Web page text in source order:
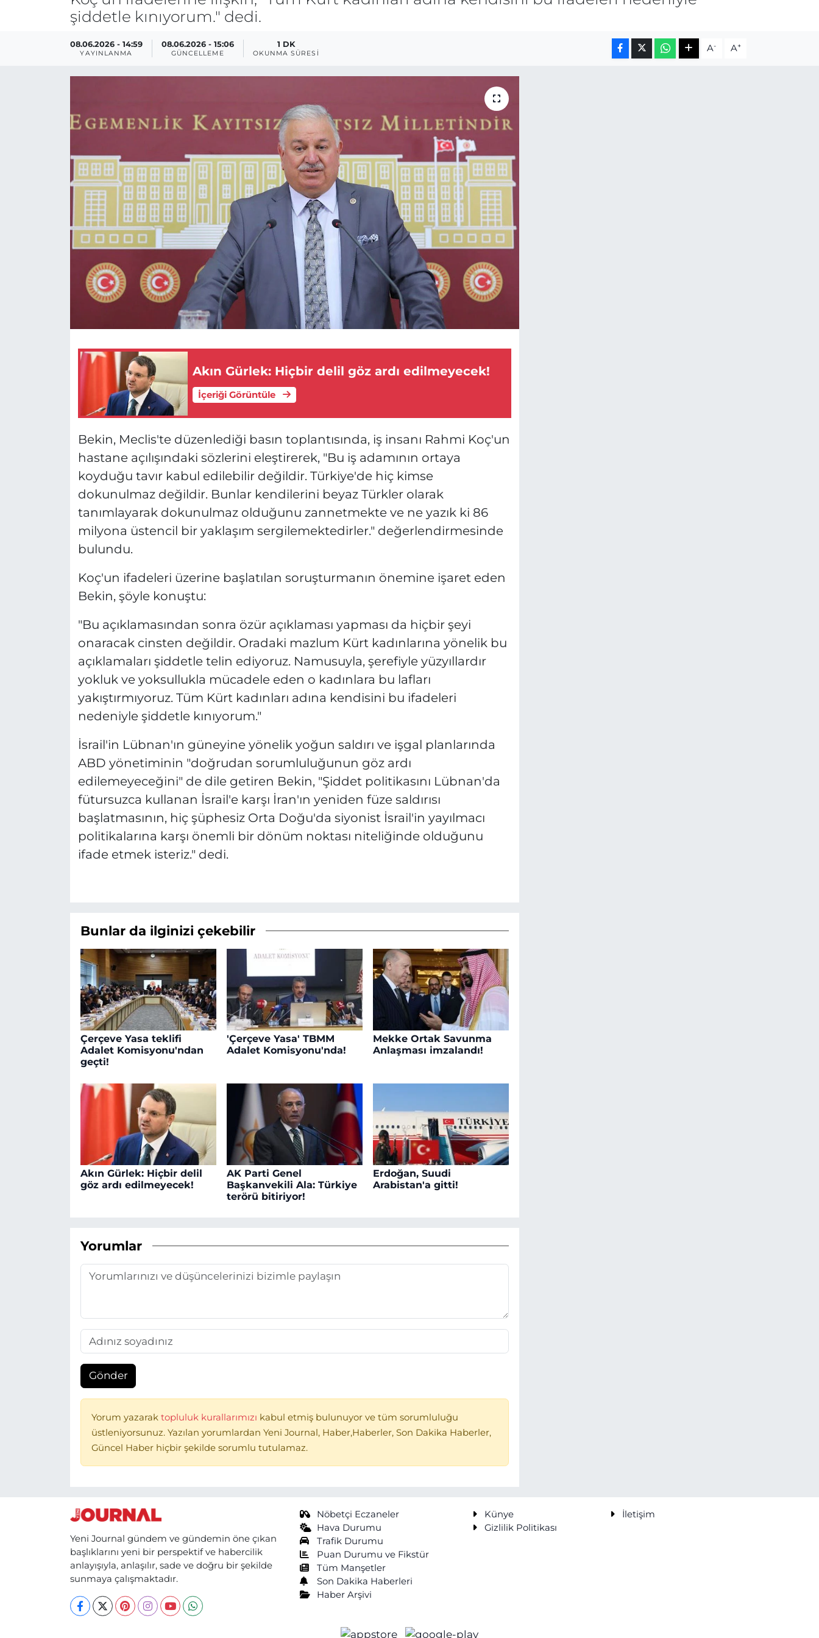
şiddetle kınıyorum." dedi.
08.06.2026 - 14:59
YAYINLANMA
08.06.2026 - 15:06
GÜNCELLEME
1 DK
OKUNMA SÜRESI A- A+
Akın Gürlek: Hiçbir delil göz ardı edilmeyecek!
İçeriği Görüntüle
Bekin, Meclis'te düzenlediği basın toplantısında, iş insanı Rahmi Koç'un
hastane açılışındaki sözlerini eleştirerek, "Bu iş adamının ortaya
koyduğu tavır kabul edilebilir değildir. Türkiye'de hiç kimse
dokunulmaz değildir. Bunlar kendilerini beyaz Türkler olarak
tanımlayarak dokunulmaz olduğunu zannetmekte ve ne yazık ki 86
milyona üstencil bir yaklaşım sergilemektedirler." değerlendirmesinde
bulundu.
Koç'un ifadeleri üzerine başlatılan soruşturmanın önemine işaret eden
Bekin, şöyle konuştu:
"Bu açıklamasından sonra özür açıklaması yapması da hiçbir şeyi
onaracak cinsten değildir. Oradaki mazlum Kürt kadınlarına yönelik bu
açıklamaları şiddetle telin ediyoruz. Namusuyla, şerefiyle yüzyıllardır
yokluk ve yoksullukla mücadele eden o kadınlara bu lafları
yakıştırmıyoruz. Tüm Kürt kadınları adına kendisini bu ifadeleri
nedeniyle şiddetle kınıyorum."
İsrail'in Lübnan'ın güneyine yönelik yoğun saldırı ve işgal planlarında
ABD yönetiminin "doğrudan sorumluluğunun göz ardı
edilemeyeceğini" de dile getiren Bekin, "Şiddet politikasını Lübnan'da
fütursuzca kullanan İsrail'e karşı İran'ın yeniden füze saldırısı
başlatmasının, hiç şüphesiz Orta Doğu'da siyonist İsrail'in yayılmacı
politikalarına karşı önemli bir dönüm noktası niteliğinde olduğunu
ifade etmek isteriz." dedi.
Bunlar da ilginizi çekebilir
Çerçeve Yasa teklifi
Adalet Komisyonu'ndan
geçti!
'Çerçeve Yasa' TBMM
Adalet Komisyonu'nda!
Mekke Ortak Savunma
Anlaşması imzalandı!
Akın Gürlek: Hiçbir delil
göz ardı edilmeyecek!
AK Parti Genel
Başkanvekili Ala: Türkiye
terörü bitiriyor!
Erdoğan, Suudi
Arabistan'a gitti!
Yorumlar
Gönder
Yorum yazarak topluluk kurallarımızı kabul etmiş bulunuyor ve tüm sorumluluğu
üstleniyorsunuz. Yazılan yorumlardan Yeni Journal, Haber,Haberler, Son Dakika Haberler,
Güncel Haber hiçbir şekilde sorumlu tutulamaz.
Yeni Journal gündem ve gündemin öne çıkan
başlıklarını yeni bir perspektif ve habercilik
anlayışıyla, anlaşılır, sade ve doğru bir şekilde
sunmaya çalışmaktadır.
Nöbetçi Eczaneler
Hava Durumu
Trafik Durumu
Puan Durumu ve Fikstür
Tüm Manşetler
Son Dakika Haberleri
Haber Arşivi
Künye
İletişim
Gizlilik Politikası